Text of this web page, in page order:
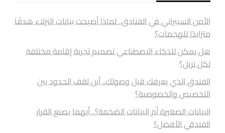
الأمن السيبراني في الفنادق.. لماذا أصبحت بيانات النزلاء هدفًا
متزايدًا للهجمات؟
هل يمكن للذكاء الاصطناعي تصميم تجربة إقامة مختلفة
لكل نزيل؟
الفندق الذي يعرفك قبل وصولك.. أين تقف الحدود بين
التخصيص والخصوصية؟
البيانات الصغيرة أم البيانات الضخمة؟.. أيهما يصنع القرار
الفندقي الأفضل؟